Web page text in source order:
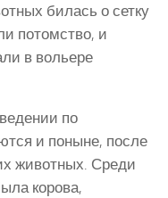
билась о сетку
потомство, и
в вольере
по
и поныне, после
животных. Среди
корова,